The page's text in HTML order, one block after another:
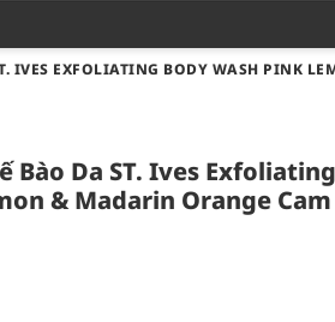
IVES EXFOLIATING BODY WASH PINK
Bào Da ST. Ives
& Madarin Orange